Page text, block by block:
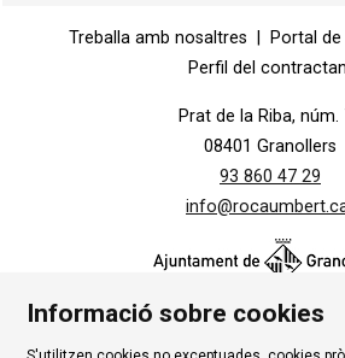
Treballa amb nosaltres
Portal
Perfil del
Prat de la Riba, núm.
08401 Granollers
93 860 47 29
Informació sobre cookies